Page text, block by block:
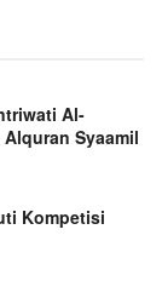
Al-
Syaamil
Kompetisi